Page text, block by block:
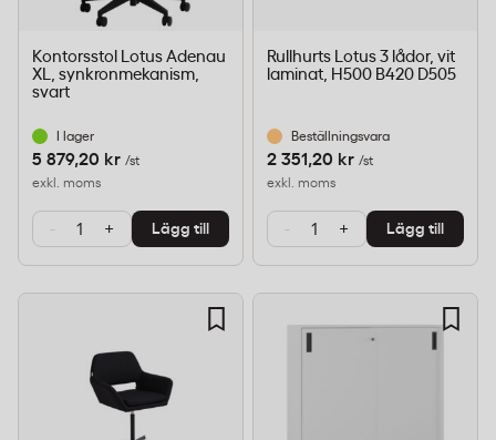
Kontorsstol Lotus Adenau
XL, synkronmekanism,
svart
I lager
5 879,20 kr /st
exkl. moms
- + Lägg till
Rullhurts Lotus 3 lådor, vit
laminat, H500 B420 D505
Beställningsvara
2 351,20 kr /st
exkl. moms
- + Lägg till